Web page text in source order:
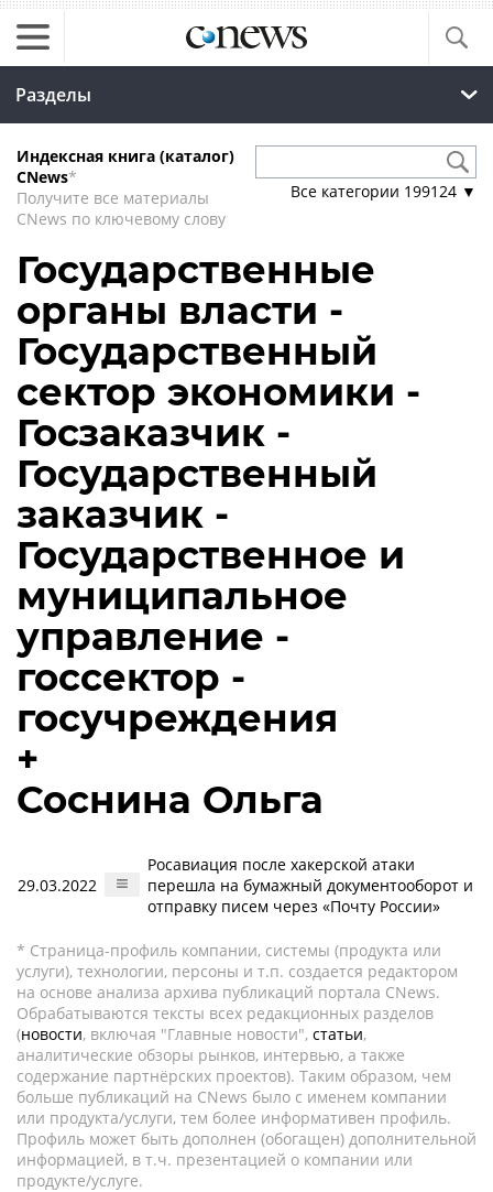
Разделы
Индексная книга (каталог)
CNews*
Получите все материалы
CNews по ключевому слову
Все категории 199124 ▼
Государственные
органы власти -
Государственный
сектор экономики -
Госзаказчик -
Государственный
заказчик -
Государственное и
муниципальное
управление -
госсектор -
госучреждения
+
Соснина Ольга
29.03.2022
Росавиация после хакерской атаки
перешла на бумажный документооборот и
отправку писем через «Почту России»
* Страница-профиль компании, системы (продукта или
услуги), технологии, персоны и т.п. создается редактором
на основе анализа архива публикаций портала CNews.
Обрабатываются тексты всех редакционных разделов
(новости, включая "Главные новости", статьи,
аналитические обзоры рынков, интервью, а также
содержание партнёрских проектов). Таким образом, чем
больше публикаций на CNews было с именем компании
или продукта/услуги, тем более информативен профиль.
Профиль может быть дополнен (обогащен) дополнительной
информацией, в т.ч. презентацией о компании или
продукте/услуге.